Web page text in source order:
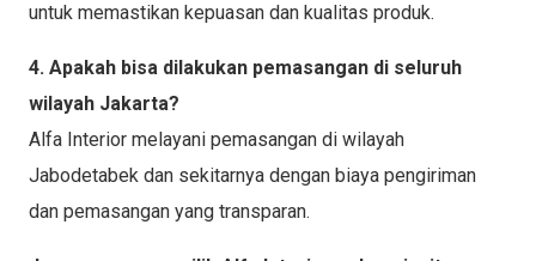
untuk memastikan kepuasan dan kualitas produk.
4. Apakah bisa dilakukan pemasangan di seluruh
wilayah Jakarta?
Alfa Interior melayani pemasangan di wilayah
Jabodetabek dan sekitarnya dengan biaya pengiriman
dan pemasangan yang transparan.